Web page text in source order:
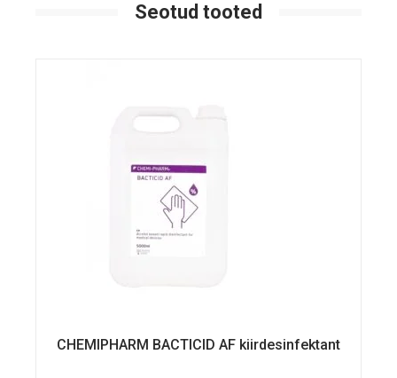
Seotud tooted
CHEMIPHARM BACTICID AF kiirdesinfektant